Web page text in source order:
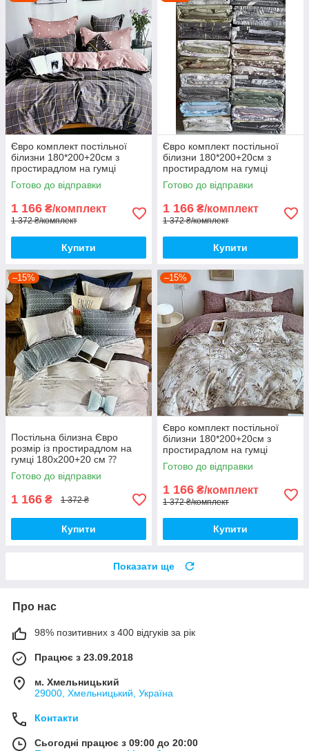
Євро комплект постільної
білизни 180*200+20см з
простирадлом на гумці
Постільна білизна з фланелі
євро розмір
Готово до відправки
1 166 ₴/комплект
1 372 ₴/комплект
Купити
Євро комплект постільної
білизни 180*200+20см з
простирадлом на гумці
Постільна білизна з фланелі
євро розмір
Готово до відправки
1 166 ₴/комплект
1 372 ₴/комплект
Купити
–15%
Постільна білизна Євро
розмір із простирадлом на
гумці 180х200+20 см ⁇
Комплект постільної білизни
Фланель
Готово до відправки
1 166 ₴ 1 372 ₴
Купити
–15%
Євро комплект постільної
білизни 180*200+20см з
простирадлом на гумці
Постільна білизна з фланелі
євро розмір
Готово до відправки
1 166 ₴/комплект
1 372 ₴/комплект
Купити
Показати ще
Про нас
98% позитивних з 400 відгуків за рік
Працює з 23.09.2018
м. Хмельницький
29000, Хмельницький, Україна
Контакти
Сьогодні працює з 09:00 до 20:00